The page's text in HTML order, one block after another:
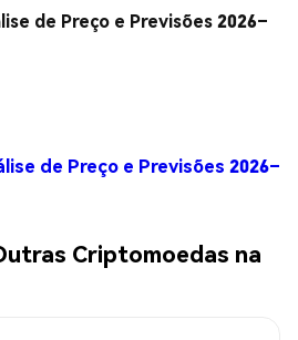
de Preço e Previsões 2026–
de Preço e Previsões 2026–
Criptomoedas na